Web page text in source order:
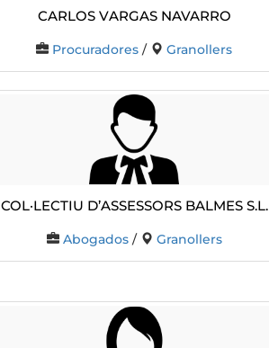
Carlos Vargas Navarro
Procuradores / Granollers
COL·LECTIU D’ASSESSORS BALMES S.L.
Abogados/ Granollers